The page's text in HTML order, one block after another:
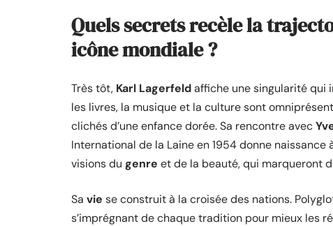
Quels secrets recèle la
icône mondiale ?
Très tôt, Karl Lagerfeldaffiche une singularité qui
les livres, la musique et la culture sont
clichés d’une enfance dorée. Sa rencontre avec
International de la Laine en 1954 donne
visions du genre et de la beauté, qui marqueront
Sa vie se construit à la croisée des nations.
s’imprégnant de chaque tradition pour mieux les